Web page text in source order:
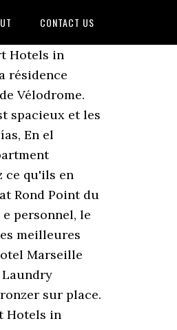
CONTACT US
beenhere Garantie du meilleur tarif En savoir plus keyboard_arrow_right Avec la Garantie du meilleur tarif, le groupe Ascott s’engage à vous faire bénéficier des tarifs publics les plus bas actuellement disponibles sur Internet si vous réservez directement depuis un des sites du groupe. Avec la Garantie du meilleur tarif, le groupe Ascott s’engage à vous faire bénéficier des tarifs publics les plus bas actuellement disponibles sur Internet si vous réservez directement depuis un des sites du groupe. Citadines City Centre Marseille est un hôtel d'affaires de 3 étoiles offrant une véranda pour se bronzer et une terrasse ensoleillée. tres bien situé proche de tout nous n avons pas utiliser la voiture. Le parking souterrain est à 10 metres et le prix est négocié avec l'hôtel. Lors de votre séjour à l'établ